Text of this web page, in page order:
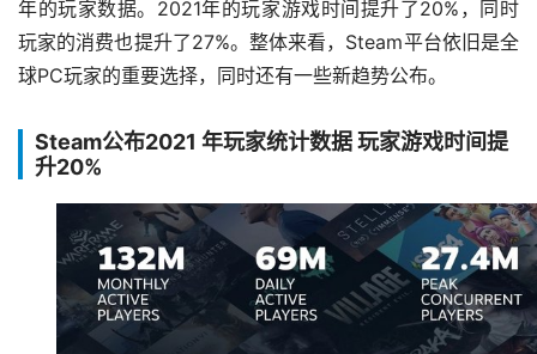
年的玩家数据。2021年的玩家游戏时间提升了20%，同时
玩家的消费也提升了27%。整体来看，Steam平台依旧是全
球PC玩家的重要选择，同时还有一些新趋势公布。
Steam公布2021 年玩家统计数据 玩家游戏时间提
升20%